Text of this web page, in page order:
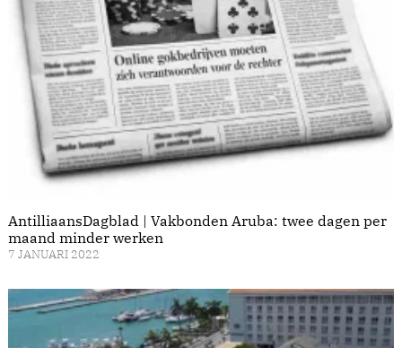
AntilliaansDagblad | Vakbonden Aruba: twee dagen per
maand minder werken
7 JANUARI 2022